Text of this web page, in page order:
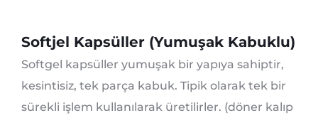
Softjel Kapsüller (Yumuşak Kabuklu)
Softgel kapsüller yumuşak bir yapıya sahiptir,
kesintisiz, tek parça kabuk. Tipik olarak tek bir
sürekli işlem kullanılarak üretilirler. (döner kalıp